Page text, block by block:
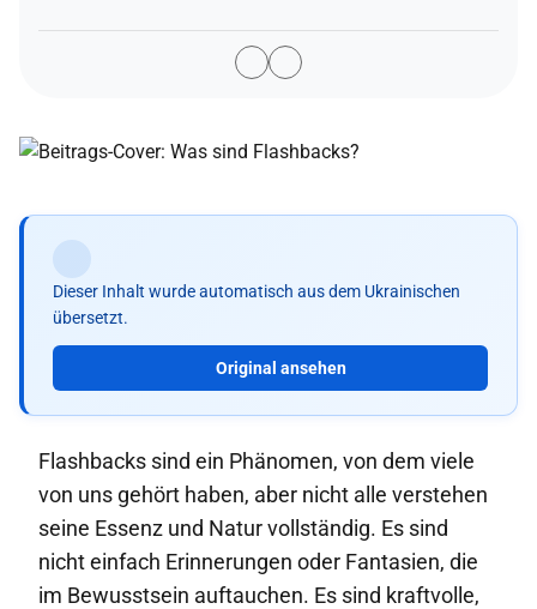
Dieser Inhalt wurde automatisch aus dem Ukrainischen
übersetzt.
Original ansehen
Flashbacks sind ein Phänomen, von dem viele
von uns gehört haben, aber nicht alle verstehen
seine Essenz und Natur vollständig. Es sind
nicht einfach Erinnerungen oder Fantasien, die
im Bewusstsein auftauchen. Es sind kraftvolle,